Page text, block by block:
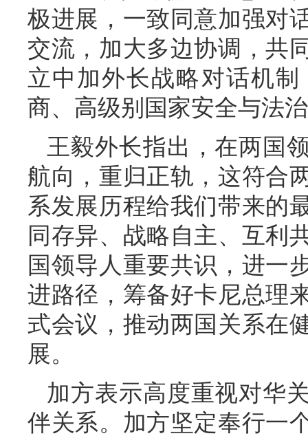
极进展，一致同意加强对
交流，加大多边协调，共
立中加外长战略对话机
商、高级别国家安全与法
王毅外长指出，在两国
航向，重归正轨，这符合
系发展历程给我们带来的
同存异、战略自主、互利
国领导人重要共识，进一
进路径，筹备好卡尼总理
式会议，推动两国关系在
展。
加方表示高度重视对华
伴关系。加方坚定奉行一